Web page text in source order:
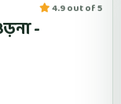
4.9 out of 5
-